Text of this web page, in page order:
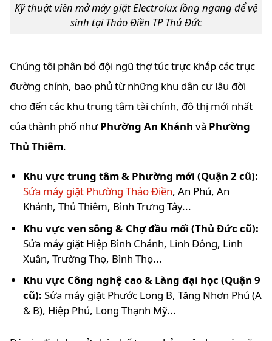
Kỹ thuật viên mở máy giặt Electrolux lồng ngang để vệ
sinh tại Thảo Điền TP Thủ Đức
Chúng tôi phân bổ đội ngũ thợ túc trực khắp các trục
đường chính, bao phủ từ những khu dân cư lâu đời
cho đến các khu trung tâm tài chính, đô thị mới nhất
của thành phố nhưPhường An Khánh và Phường
Thủ Thiêm.
Khu vực trung tâm & Phường mới (Quận 2 cũ):
Sửa máy giặt Phường Thảo Điền, An Phú, An
Khánh, Thủ Thiêm, Bình Trưng Tây...
Khu vực ven sông & Chợ đầu mối (Thủ Đức cũ):
Sửa máy giặt Hiệp Bình Chánh, Linh Đông, Linh
Xuân, Trường Thọ, Bình Thọ...
Khu vực Công nghệ cao & Làng đại học (Quận 9
cũ): Sửa máy giặt Phước Long B, Tăng Nhơn Phú (A
& B), Hiệp Phú, Long Thạnh Mỹ...